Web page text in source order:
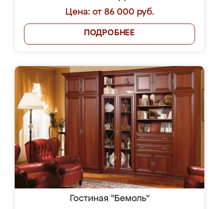
Цена: от 86 000 руб.
ПОДРОБНЕЕ
Гостиная "Бемоль"